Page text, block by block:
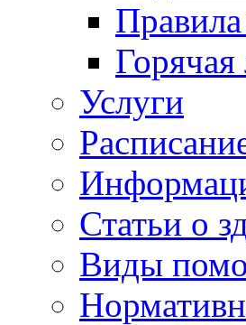
Услуги
Статьи о
Виды